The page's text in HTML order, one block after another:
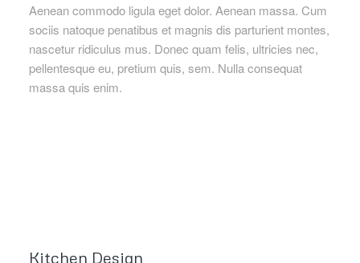
Aenean commodo ligula eget dolor. Aenean massa. Cum
sociis natoque penatibus et magnis dis parturient montes,
nascetur ridiculus mus. Donec quam felis, ultricies nec,
pellentesque eu, pretium quis, sem. Nulla consequat
massa quis enim.
Kitchen Design